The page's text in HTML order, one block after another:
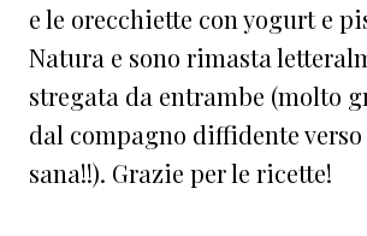
e le orecchiette con yogurt e
Natura e sono rimasta
stregata da entrambe (molto
dal compagno diffidente
sana!!). Grazie per le ricette!